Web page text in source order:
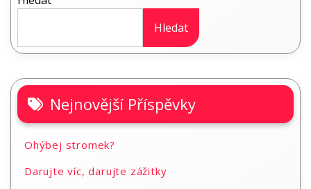
Hledat
Nejnovější Příspěvky
Ohýbej stromek?
Darujte víc, darujte zážitky